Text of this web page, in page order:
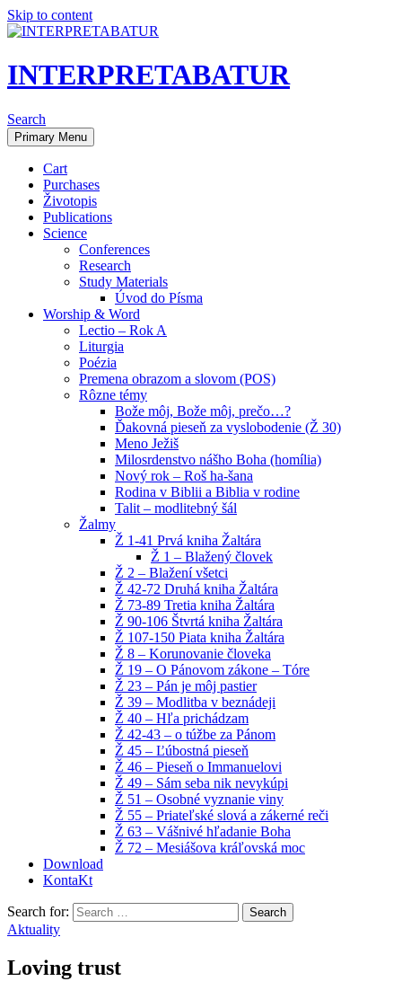
Skip to content
INTERPRETABATUR
Search
Primary Menu
Cart
Purchases
Životopis
Publications
Science
Conferences
Research
Study Materials
Úvod do Písma
Worship & Word
Lectio – Rok A
Liturgia
Poézia
Premena obrazom a slovom (POS)
Rôzne témy
Bože môj, Bože môj, prečo…?
Ďakovná pieseň za vyslobodenie (Ž 30)
Meno Ježiš
Milosrdenstvo nášho Boha (homília)
Nový rok – Roš ha-šana
Rodina v Biblii a Biblia v rodine
Talit – modlitebný šál
Žalmy
Ž 1-41 Prvá kniha Žaltára
Ž 1 – Blažený človek
Ž 2 – Blažení všetci
Ž 42-72 Druhá kniha Žaltára
Ž 73-89 Tretia kniha Žaltára
Ž 90-106 Štvrtá kniha Žaltára
Ž 107-150 Piata kniha Žaltára
Ž 8 – Korunovanie človeka
Ž 19 – O Pánovom zákone – Tóre
Ž 23 – Pán je môj pastier
Ž 39 – Modlitba v beznádeji
Ž 40 – Hľa prichádzam
Ž 42-43 – o túžbe za Pánom
Ž 45 – Ľúbostná pieseň
Ž 46 – Pieseň o Immanuelovi
Ž 49 – Sám seba nik nevykúpi
Ž 51 – Osobné vyznanie viny
Ž 55 – Priateľské slová a zákerné reči
Ž 63 – Vášnivé hľadanie Boha
Ž 72 – Mesiášova kráľovská moc
Download
KontaKt
Search for:
Aktuality
Loving trust